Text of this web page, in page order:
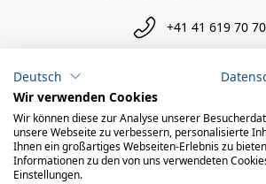
+41 41 619 70 70
Deutsch
Wir verwenden Cookies
Wir können diese zur Analyse unserer
unsere Webseite zu verbessern, personalisierte
Ihnen ein großartiges Webseiten-Erlebnis zu
Informationen zu den von uns verwendeten
Einstellungen.